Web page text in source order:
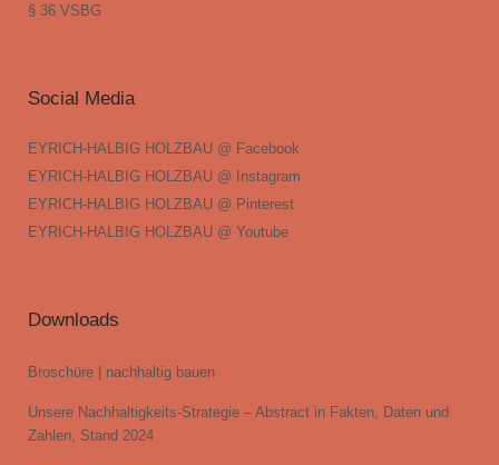
§ 36 VSBG
Social Media
EYRICH-HALBIG HOLZBAU @ Facebook
EYRICH-HALBIG HOLZBAU @ Instagram
EYRICH-HALBIG HOLZBAU @ Pinterest
EYRICH-HALBIG HOLZBAU @ Youtube
Downloads
Broschüre | nachhaltig bauen
Unsere Nachhaltigkeits-Strategie – Abstract in Fakten, Daten und
Zahlen, Stand 2024